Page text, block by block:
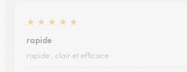
★ ★ ★ ★ ★
rapide
rapide , clair et efficace